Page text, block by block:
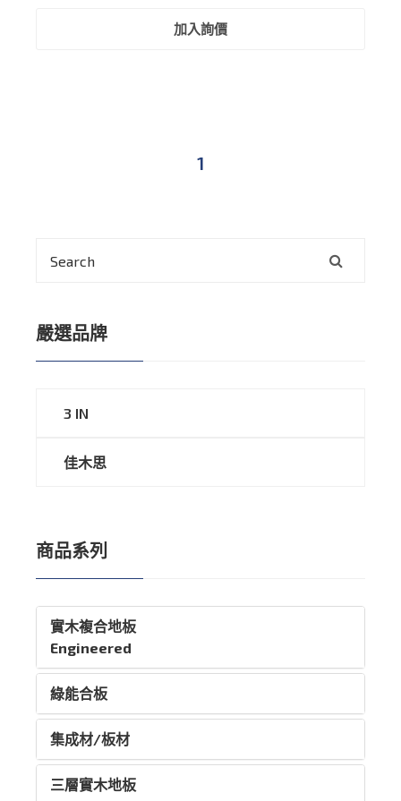
加入詢價
1
嚴選品牌
3 IN
佳木思
商品系列
實木複合地板
Engineered
綠能合板
集成材/板材
三層實木地板